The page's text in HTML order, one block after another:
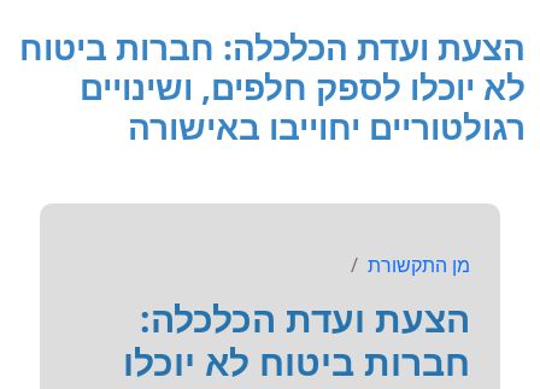
הצעת ועדת הכלכלה: חברות ביטוח
לא יוכלו לספק חלפים, ושינויים
רגולטוריים יחוייבו באישורה
מן התקשורת
הצעת ועדת הכלכלה:
חברות ביטוח לא יוכלו